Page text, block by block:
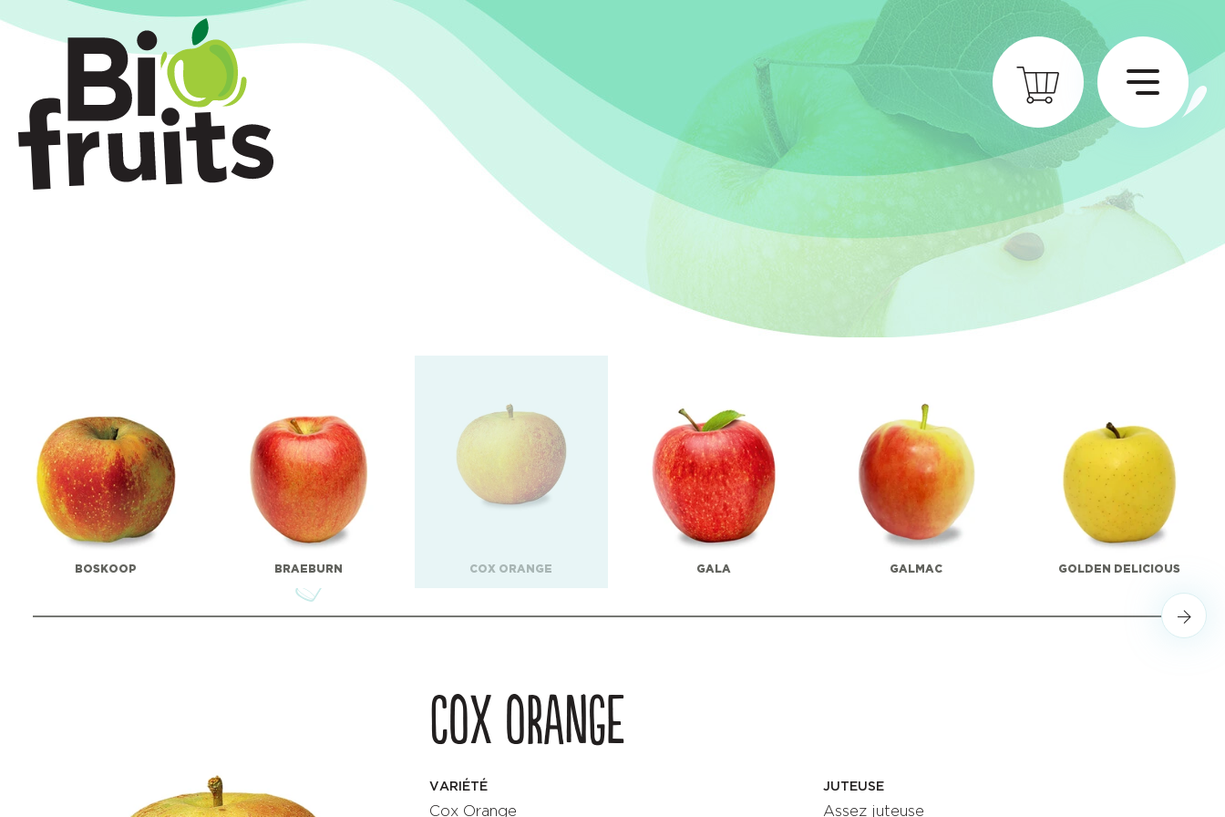
BOSKOOP BRAEBURN COX ORANGE GALA GALMAC GOLDEN DELICIOUS
COX ORANGE
VARIÉTÉ
Cox Orange
JUTEUSE
Assez juteuse